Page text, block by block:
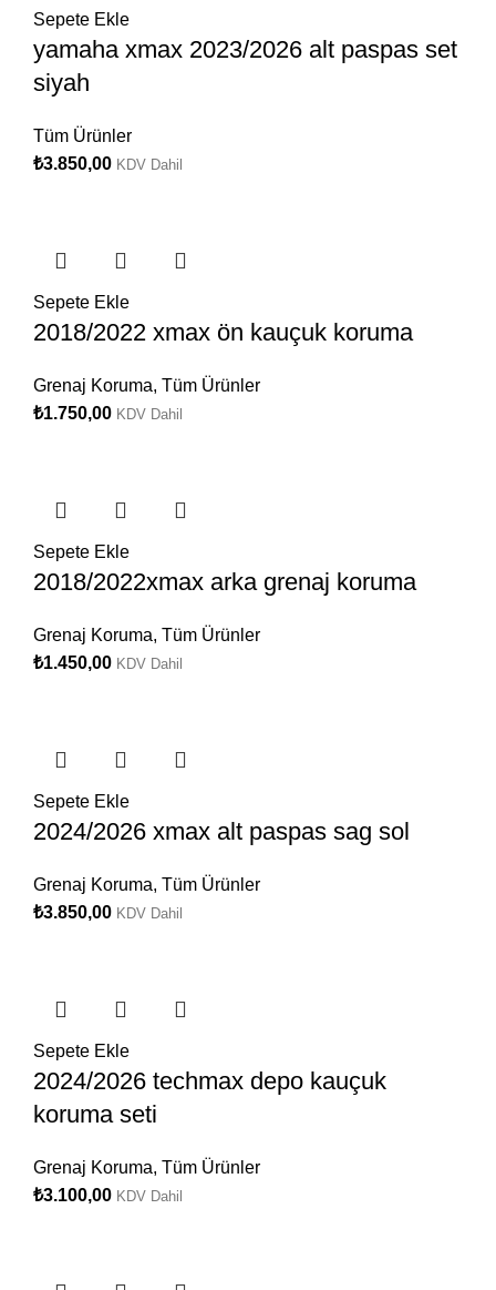
Sepete Ekle
yamaha xmax 2023/2026 alt paspas set
siyah
Tüm Ürünler
₺3.850,00 KDV Dahil
Sepete Ekle
2018/2022 xmax ön kauçuk koruma
Grenaj Koruma, Tüm Ürünler
₺1.750,00 KDV Dahil
Sepete Ekle
2018/2022xmax arka grenaj koruma
Grenaj Koruma, Tüm Ürünler
₺1.450,00 KDV Dahil
Sepete Ekle
2024/2026 xmax alt paspas sag sol
Grenaj Koruma, Tüm Ürünler
₺3.850,00 KDV Dahil
Sepete Ekle
2024/2026 techmax depo kauçuk
koruma seti
Grenaj Koruma, Tüm Ürünler
₺3.100,00 KDV Dahil